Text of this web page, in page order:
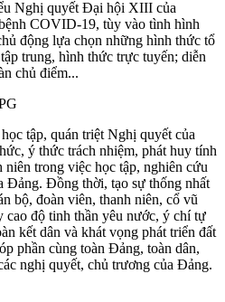
Nghị quyết Đại hội XIII của
COVID-19, tùy vào tình hình
động lựa chọn những hình thức tổ
trung, hình thức trực tuyến; diễn
chủ điểm...
tập, quán triệt Nghị quyết của
ý thức trách nhiệm, phát huy tính
niên trong việc học tập, nghiên cứu
Đảng. Đồng thời, tạo sự thống nhất
bộ, đoàn viên, thanh niên, cổ vũ
cao độ tinh thần yêu nước, ý chí tự
kết dân và khát vọng phát triển đất
phần cùng toàn Đảng, toàn dân,
nghị quyết, chủ trương của Đảng.